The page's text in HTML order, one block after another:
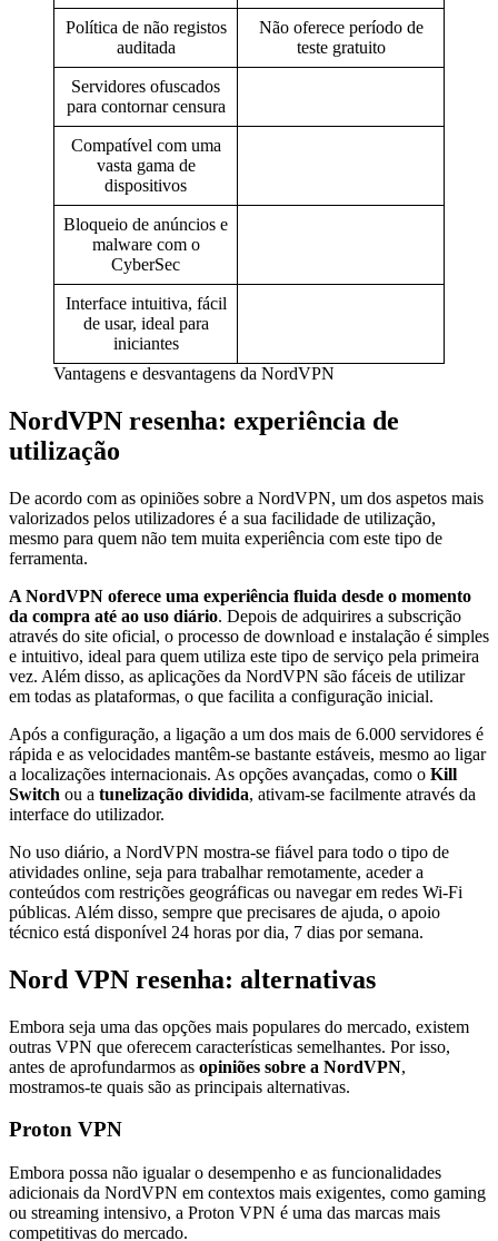
Política de não registos
auditada
Não oferece período de
teste gratuito
Servidores ofuscados
para contornar censura
Compatível com uma
vasta gama de
dispositivos
Bloqueio de anúncios e
malware com o
CyberSec
Interface intuitiva, fácil
de usar, ideal para
iniciantes
Vantagens e desvantagens da NordVPN
NordVPN resenha: experiência de
utilização
De acordo com as opiniões sobre a NordVPN, um dos aspetos mais
valorizados pelos utilizadores é a sua facilidade de utilização,
mesmo para quem não tem muita experiência com este tipo de
ferramenta.
A NordVPN oferece uma experiência fluida desde o momento
da compra até ao uso diário. Depois de adquirires a subscrição
através do site oficial, o processo de download e instalação é simples
e intuitivo, ideal para quem utiliza este tipo de serviço pela primeira
vez. Além disso, as aplicações da NordVPN são fáceis de utilizar
em todas as plataformas, o que facilita a configuração inicial.
Após a configuração, a ligação a um dos mais de 6.000 servidores é
rápida e as velocidades mantêm-se bastante estáveis, mesmo ao ligar
a localizações internacionais. As opções avançadas, como o Kill
Switch ou a tunelização dividida, ativam-se facilmente através da
interface do utilizador.
No uso diário, a NordVPN mostra-se fiável para todo o tipo de
atividades online, seja para trabalhar remotamente, aceder a
conteúdos com restrições geográficas ou navegar em redes Wi-Fi
públicas. Além disso, sempre que precisares de ajuda, o apoio
técnico está disponível 24 horas por dia, 7 dias por semana.
Nord VPN resenha: alternativas
Embora seja uma das opções mais populares do mercado, existem
outras VPN que oferecem características semelhantes. Por isso,
antes de aprofundarmos as opiniões sobre a NordVPN,
mostramos-te quais são as principais alternativas.
Proton VPN
Embora possa não igualar o desempenho e as funcionalidades
adicionais da NordVPN em contextos mais exigentes, como gaming
ou streaming intensivo, a Proton VPN é uma das marcas mais
competitivas do mercado.